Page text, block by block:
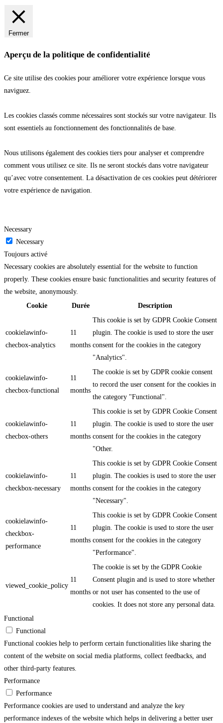
Fermer
Aperçu de la politique de confidentialité
Ce site utilise des cookies pour améliorer votre expérience lorsque vous
naviguez.
Les cookies classés comme nécessaires sont stockés sur votre navigateur. Ils
sont essentiels au fonctionnement des fonctionnalités de base.
Nous utilisons également des cookies tiers pour analyser et comprendre
comment vous utilisez ce site. Ils ne seront stockés dans votre navigateur
qu’avec votre consentement. La désactivation de ces cookies peut détériorer
votre expérience de navigation.
Necessary
Necessary
Toujours activé
Necessary cookies are absolutely essential for the website to function
properly. These cookies ensure basic functionalities and security features of
the website, anonymously.
Cookie
Durée Description
cookielawinfo-
checbox-analytics
11
months
This cookie is set by GDPR Cookie Consent
plugin. The cookie is used to store the user
consent for the cookies in the category
"Analytics".
cookielawinfo-
checbox-functional
11
months
The cookie is set by GDPR cookie consent
to record the user consent for the cookies in
the category "Functional".
cookielawinfo-
checbox-others
11
months
This cookie is set by GDPR Cookie Consent
plugin. The cookie is used to store the user
consent for the cookies in the category
"Other.
cookielawinfo-
checkbox-necessary
11
months
This cookie is set by GDPR Cookie Consent
plugin. The cookies is used to store the user
consent for the cookies in the category
"Necessary".
cookielawinfo-
checkbox-
performance
11
months
This cookie is set by GDPR Cookie Consent
plugin. The cookie is used to store the user
consent for the cookies in the category
"Performance".
viewed_cookie_policy
11
months
The cookie is set by the GDPR Cookie
Consent plugin and is used to store whether
or not user has consented to the use of
cookies. It does not store any personal data.
Functional
Functional
Functional cookies help to perform certain functionalities like sharing the
content of the website on social media platforms, collect feedbacks, and
other third-party features.
Performance
Performance
Performance cookies are used to understand and analyze the key
performance indexes of the website which helps in delivering a better user